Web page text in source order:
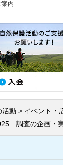
案内
活動
イベント・
調査の企画・